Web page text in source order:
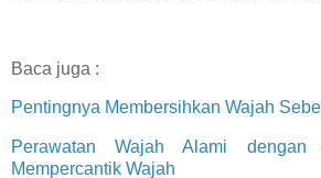
Baca juga :
Pentingnya Membersihkan Wajah
Perawatan Wajah Alami
Mempercantik Wajah